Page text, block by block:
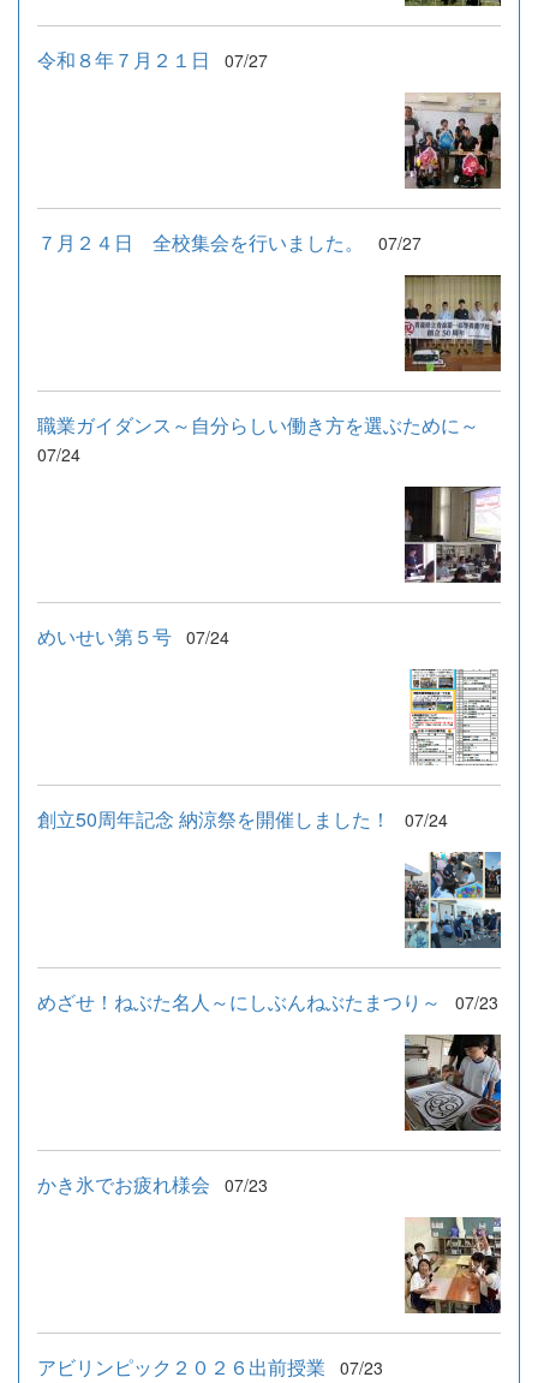
令和８年７月２１日 07/27
７月２４日 全校集会を行いました。 07/27
職業ガイダンス～自分らしい働き方を選ぶために～
07/24
めいせい第５号 07/24
創立50周年記念 納涼祭を開催しました！ 07/24
めざせ！ねぶた名人～にしぶんねぶたまつり～ 07/23
かき氷でお疲れ様会 07/23
アビリンピック２０２６出前授業 07/23